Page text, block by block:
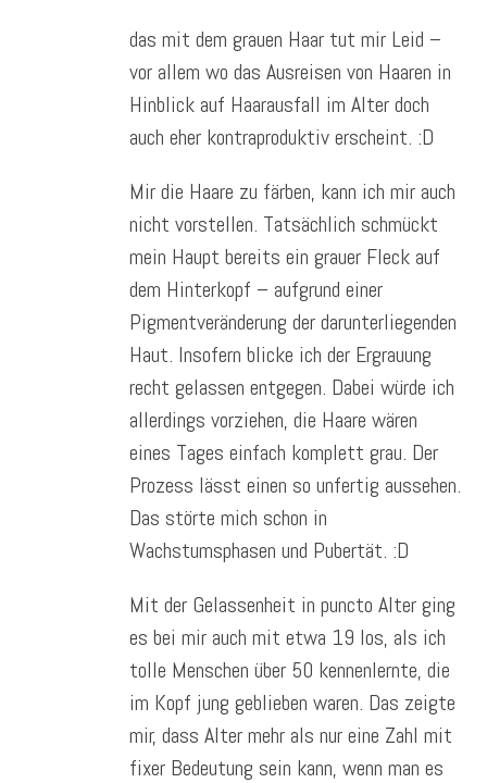
das mit dem grauen Haar tut mir Leid –
vor allem wo das Ausreisen von Haaren in
Hinblick auf Haarausfall im Alter doch
auch eher kontraproduktiv erscheint. :D
Mir die Haare zu färben, kann ich mir auch
nicht vorstellen. Tatsächlich schmückt
mein Haupt bereits ein grauer Fleck auf
dem Hinterkopf – aufgrund einer
Pigmentveränderung der darunterliegenden
Haut. Insofern blicke ich der Ergrauung
recht gelassen entgegen. Dabei würde ich
allerdings vorziehen, die Haare wären
eines Tages einfach komplett grau. Der
Prozess lässt einen so unfertig aussehen.
Das störte mich schon in
Wachstumsphasen und Pubertät. :D
Mit der Gelassenheit in puncto Alter ging
es bei mir auch mit etwa 19 los, als ich
tolle Menschen über 50 kennenlernte, die
im Kopf jung geblieben waren. Das zeigte
mir, dass Alter mehr als nur eine Zahl mit
fixer Bedeutung sein kann, wenn man es